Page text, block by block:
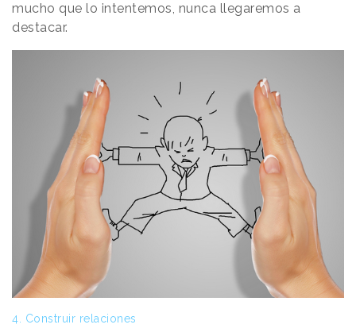
mucho que lo intentemos, nunca llegaremos a
destacar.
4. Construir relaciones